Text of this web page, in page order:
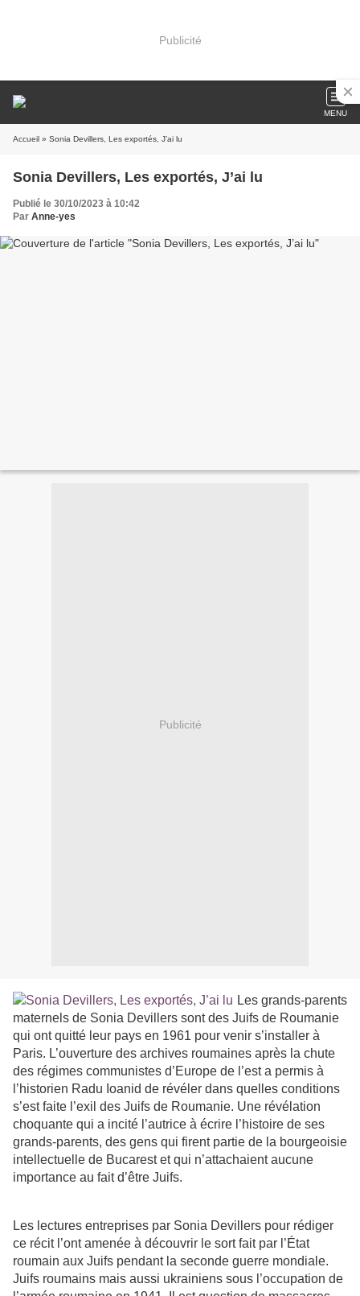
Publicité
MENU
Accueil » Sonia Devillers, Les exportés, J’ai lu
Sonia Devillers, Les exportés, J’ai lu
Publié le 30/10/2023 à 10:42
Par Anne-yes
Publicité
Les grands-parents
maternels de Sonia Devillers sont des Juifs de Roumanie
qui ont quitté leur pays en 1961 pour venir s’installer à
Paris. L’ouverture des archives roumaines après la chute
des régimes communistes d’Europe de l’est a permis à
l’historien Radu Ioanid de révéler dans quelles conditions
s’est faite l’exil des Juifs de Roumanie. Une révélation
choquante qui a incité l’autrice à écrire l’histoire de ses
grands-parents, des gens qui firent partie de la bourgeoisie
intellectuelle de Bucarest et qui n’attachaient aucune
importance au fait d’être Juifs.
Les lectures entreprises par Sonia Devillers pour rédiger
ce récit l’ont amenée à découvrir le sort fait par l’État
roumain aux Juifs pendant la seconde guerre mondiale.
Juifs roumains mais aussi ukrainiens sous l’occupation de